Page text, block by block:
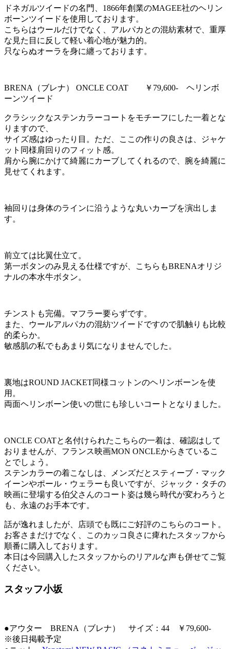
ドネガルツイードの名門、1866年創業のMAGEE社のヘリン
ボーンツイードを使用しております。
こちらはウールだけでなく、アルパカとの混紡素材で、重厚
な見た目に反して軽い着心地が魅力的。
只ならぬオーラを身に纏っております。
BRENA（ブレナ） ONCLE COAT ￥79,600- ヘリンボ
ーンツイード
クラシックなステンカラーコートをモチーフにした一着とな
りますので、
サイズ感はゆったり目。ただ、ここの作りの良さは、ジャケ
ット同様肩回りのフィット感。
肩から腕にかけて綺麗にカーブしてくれるので、腕を綺麗に
見せてくれます。
袖回りは身体のラインに沿うような丸いカーブを演出しま
す。
前立ては比翼仕立て。
第一ボタンのみ見える仕様ですが、こちらもBRENAオリジ
ナルの本水牛ボタン。
チンストも完備。マフラー要らずです。
また、ウールアルパカの混紡ツイードですので肌触りも比較
的柔らか。
敏感肌の私でもあまり気になりませんでした。
裏地はROUND JACKET同様コットンのヘリンボーンを使
用。
両面ヘリンボーン使いの世にも珍しいコートとなりました。
ONCLE COATと名付けられたこちらの一着は、確認はして
おりませんが、フランス映画MON ONCLEからきているこ
とでしょう。
ステンカラーの着こなしは、メンズだとスティーブ・マック
イーンやポール・ウェラーも良いですが、ジャック・タチの
映画に登場する伯父さんのコート姿は幾ら時代が変わろうと
も、永遠のお手本です。
話が逸れましたが、店頭でも既にご好評のこちらのコート。
お客さまだけでなく、このカッコ良さに痺れたスタッフから
順番に購入しております。
本日は今回購入したスタッフからのリアルな声も併せてご覧
ください。
スタッフ小坂
●アウター BRENA（ブレナ） サイズ：44 ￥79,600-
※後日掲載予定